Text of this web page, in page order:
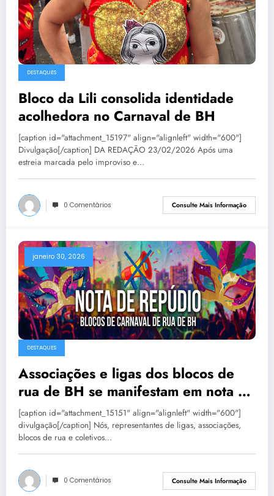
DESTAQUES
Bloco da Lili consolida identidade
acolhedora no Carnaval de BH
[caption id="attachment_15197" align="alignleft" width="600"]
Divulgação[/caption] DA REDAÇÃO 23/02/2026 Após uma
estreia marcada pelo improviso e…
0 Comentários Consulte Mais Informação
janeiro 30, 2026
DESTAQUES
Associações e ligas dos blocos de
rua de BH se manifestam em nota de
repúdio
[caption id="attachment_15151" align="alignleft" width="600"]
divulgação[/caption] Nós, representantes de ligas, associações,
blocos de rua e coletivos…
0 Comentários Consulte Mais Informação